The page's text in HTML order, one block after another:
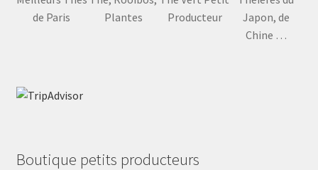
de Paris
Plantes
Producteur
Japon, de
Chine …
Boutique petits producteurs